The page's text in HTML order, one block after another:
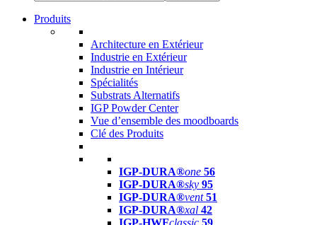
Produits
Architecture en Extérieur
Industrie en Extérieur
Industrie en Intérieur
Spécialités
Substrats Alternatifs
IGP Powder Center
Vue d’ensemble des moodboards
Clé des Produits
IGP-DURA®one 56
IGP-DURA®sky 95
IGP-DURA®vent 51
IGP-DURA®xal 42
IGP-HWFclassic 59